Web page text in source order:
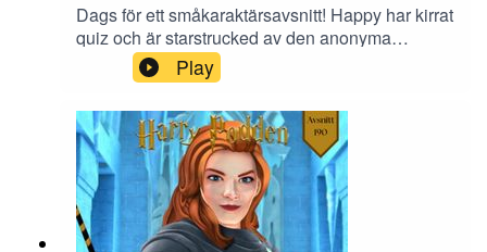
Dags för ett småkaraktärsavsnitt! Happy har kirrat
quiz och är starstrucked av den anonyma
karaktären Face Paint Kid. Sebbe snackar om
karaktärer som fandomen vill ha mer av i spelen
och får säga coola efternamn. Sedan får Happy
en säng!
Play